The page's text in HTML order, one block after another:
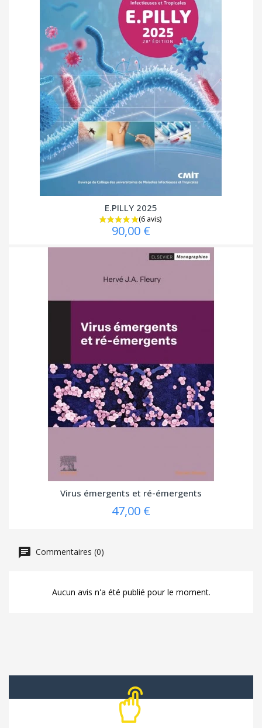
E.PILLY 2025
90,00 €
Virus émergents et ré-émergents
47,00 €
Commentaires (0)
Aucun avis n'a été publié pour le moment.